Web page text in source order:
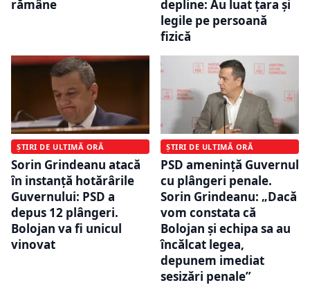
rămâne
depline: Au luat ţara şi
legile pe persoană
fizică
ȘTIRI DE ULTIMĂ ORĂ
Sorin Grindeanu atacă
în instanță hotărârile
Guvernului: PSD a
depus 12 plângeri.
Bolojan va fi unicul
vinovat
ȘTIRI DE ULTIMĂ ORĂ
PSD amenință Guvernul
cu plângeri penale.
Sorin Grindeanu: „Dacă
vom constata că
Bolojan și echipa sa au
încălcat legea,
depunem imediat
sesizări penale”